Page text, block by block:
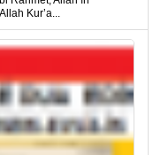
Kur’a...